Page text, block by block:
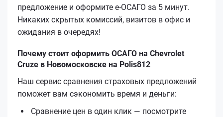
предложение и оформите е‑ОСАГО за 5 минут.
Никаких скрытых комиссий, визитов в офис и
ожидания в очередях!
Почему стоит оформить ОСАГО на Chevrolet
Cruze в Новомосковске на Polis812
Наш сервис сравнения страховых предложений
поможет вам сэкономить время и деньги:
Сравнение цен в один клик — посмотрите